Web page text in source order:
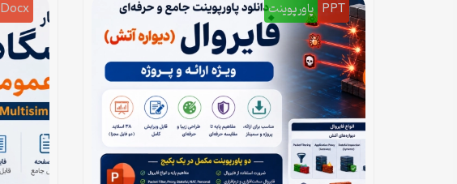
PPT پاورپوینت Docx